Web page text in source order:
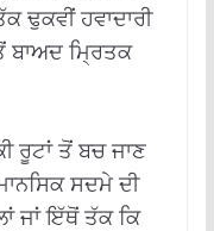
ਢੁਕਵੀਂ ਹਵਾਦਾਰੀ
ਬਾਅਦ ਮ੍ਰਿਤਕ
ਰੂਟਾਂ ਤੋਂ ਬਚ ਜਾਣ
ਸਦਮੇ ਦੀ
ਜਾਂ ਇੱਥੋਂ ਤੱਕ ਕਿ